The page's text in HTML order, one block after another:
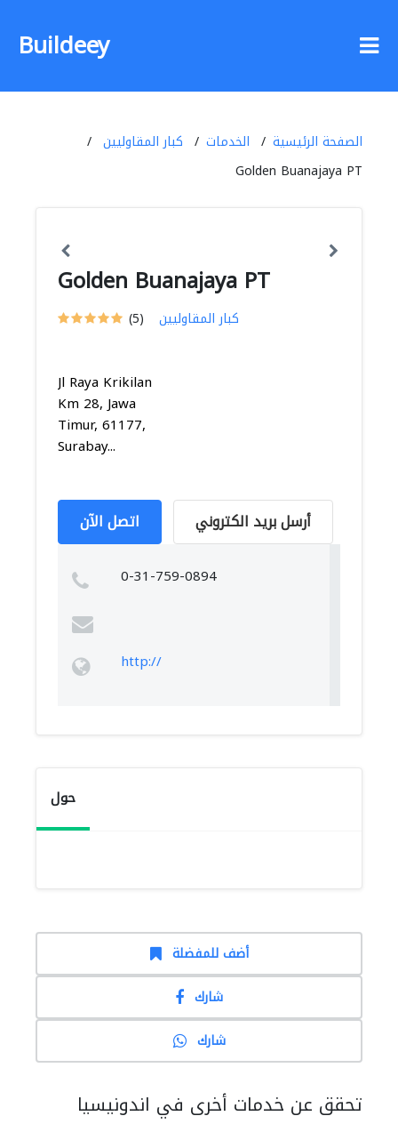
Buildeey
الصفحة الرئيسية الخدمات
كبار المقاوليين
Golden Buanajaya PT
Golden Buanajaya PT
(5) كبار المقاوليين
Jl Raya Krikilan
Km 28, Jawa
Timur, 61177,
Surabay...
اتصل الآن أرسل بريد الكتروني
0-31-759-0894
http://
حول
أضف للمفضلة
شارك
شارك
تحقق عن خدمات أخرى في اندونيسيا